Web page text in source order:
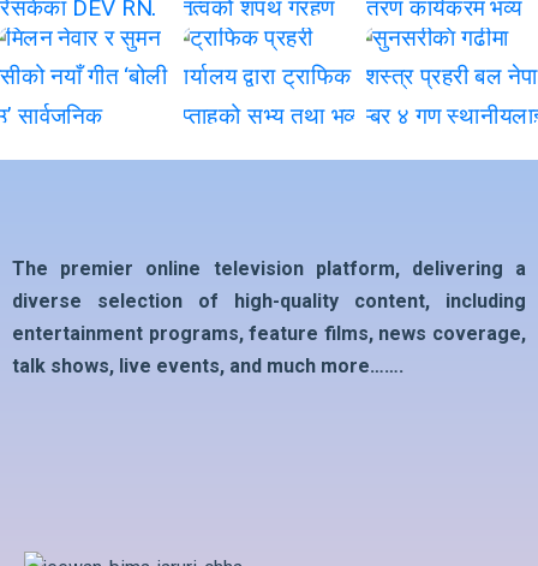
The premier online television platform, delivering a
diverse selection of high-quality content, including
entertainment programs, feature films, news coverage,
talk shows, live events, and much more…….